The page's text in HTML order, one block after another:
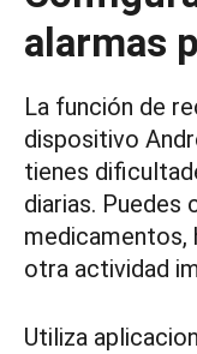
alarmas
La función de
dispositivo
tienes
diarias. Puedes
medicamentos,
otra actividad
Utiliza